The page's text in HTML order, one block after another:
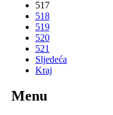
517
518
519
520
521
Sljedeća
Kraj
Menu